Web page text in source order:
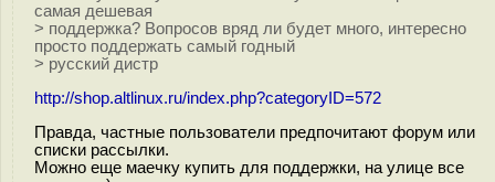
самая дешевая
> поддержка? Вопросов вряд ли будет много, интересно
просто поддержать самый годный
> русский дистр
http://shop.altlinux.ru/index.php?categoryID=572
Правда, частные пользователи предпочитают форум или
списки рассылки.
Можно еще маечку купить для поддержки, на улице все